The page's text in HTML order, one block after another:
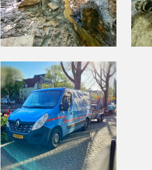
(foto
website)
(foto
10210317
Brouwersgracht
29
Amsterdam
(11)
(foto
website)